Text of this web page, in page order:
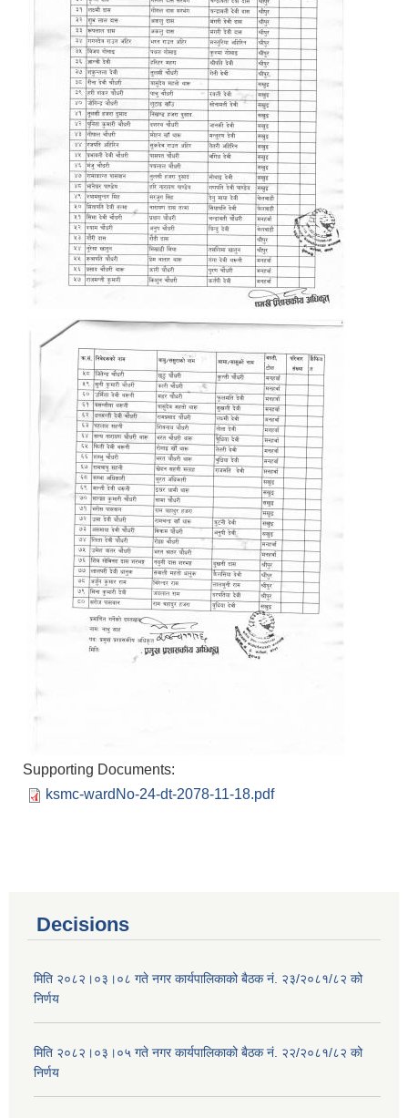
Supporting Documents:
ksmc-wardNo-24-dt-2078-11-18.pdf
Decisions
मिति २०८२।०३।०८ गते नगर कार्यपालिकाको बैठक नं. २३/२०८१/८२ को
निर्णय
मिति २०८२।०३।०५ गते नगर कार्यपालिकाको बैठक नं. २२/२०८१/८२ को
निर्णय